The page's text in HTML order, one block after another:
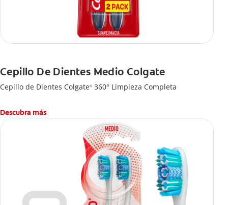
Cepillo De Dientes Medio Colgate
Cepillo de Dientes Colgate® 360° Limpieza Completa
Descubra más